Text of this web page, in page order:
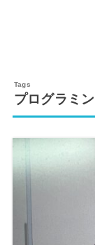
プログラミ